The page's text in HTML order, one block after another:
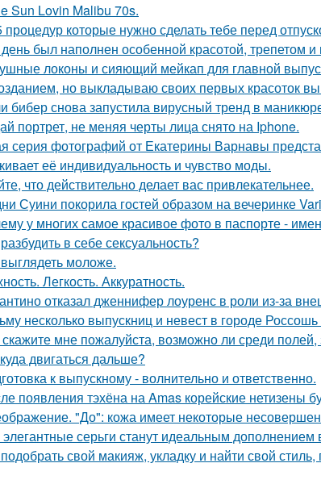
Sun Lovin Malibu 70s.
процедур которые нужно сделать тебе перед
был наполнен особенной красотой, трепетом
локоны и сияющий мейкап для главной
но выкладываю своих первых красоток
бибер снова запустила вирусный тренд в
портрет, не меняя черты лица снято на Iphone.
серия фотографий от Екатерины Варнавы
её индивидуальность и чувство моды.
что действительно делает вас привлекательнее.
Суини покорила гостей образом на вечеринке
у многих самое красивое фото в паспорте -
в себе сексуальность?
моложе.
Легкость. Аккуратность.
отказал дженнифер лоуренс в роли из-за
несколько выпускниц и невест в городе
мне пожалуйста, возможно ли среди
двигаться дальше?
к выпускному - волнительно и ответственно.
появления тэхёна на Amas корейские нетизены
"До": кожа имеет некоторые
серьги станут идеальным
свой макияж, укладку и найти свой